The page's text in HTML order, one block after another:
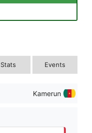
Stats Events
Kamerun